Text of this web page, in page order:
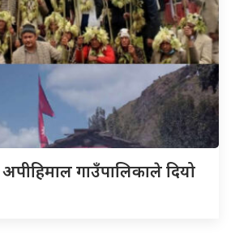
गाउँपालिकाले दियो